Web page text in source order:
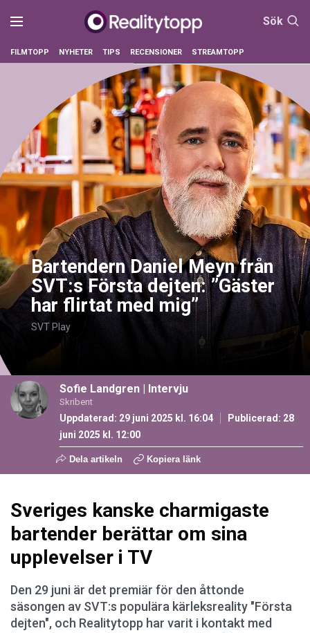
Sök
FILMTOPP NYHETER TIPS RECENSIONER STREAMTOPP
Bartendern Daniel Meyn från
SVT:s Första dejten: ”Gäster
har flirtat med mig”
SVT Play
Sofie Landgren | Intervju
Skribent
Uppdaterad: 29 juni 2025 kl. 16:04 Publicerad: 28
juni 2025 kl. 12:00
Dela artikeln Kopiera länk
Sveriges kanske charmigaste
bartender berättar om sina
upplevelser i TV
Den 29 juni är det premiär för den åttonde
säsongen av SVT:s populära kärleksreality "Första
dejten", och Realitytopp har varit i kontakt med